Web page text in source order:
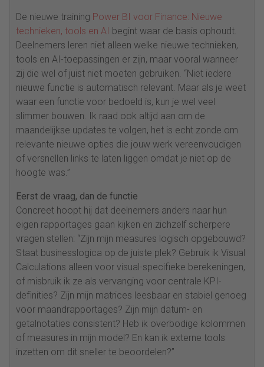
De nieuwe training Power BI voor Finance: Nieuwe
technieken, tools en AI begint waar de basis ophoudt.
Deelnemers leren niet alleen welke nieuwe technieken,
tools en AI-toepassingen er zijn, maar vooral wanneer
zij die wel of juist niet moeten gebruiken. “Niet iedere
nieuwe functie is automatisch relevant. Maar als je weet
waar een functie voor bedoeld is, kun je wel veel
slimmer bouwen. Ik raad ook altijd aan om de
maandelijkse updates te volgen, het is echt zonde om
relevante nieuwe opties die jouw werk vereenvoudigen
of versnellen links te laten liggen omdat je niet op de
hoogte was.”
Eerst de vraag, dan de functie
Concreet hoopt hij dat deelnemers anders naar hun
eigen rapportages gaan kijken en zichzelf scherpere
vragen stellen: “Zijn mijn measures logisch opgebouwd?
Staat businesslogica op de juiste plek? Gebruik ik Visual
Calculations alleen voor visual-specifieke berekeningen,
of misbruik ik ze als vervanging voor centrale KPI-
definities? Zijn mijn matrices leesbaar en stabiel genoeg
voor maandrapportages? Zijn mijn datum- en
getalnotaties consistent? Heb ik overbodige kolommen
of measures in mijn model? En kan ik externe tools
inzetten om dit sneller te beoordelen?”